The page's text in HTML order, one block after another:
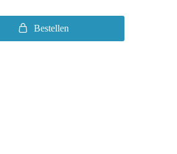
Bestellen